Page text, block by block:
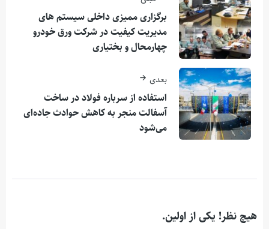
برگزاری ممیزی داخلی سیستم های
مدیریت کيفيت در شرکت ورق خودرو
چهارمحال و بختیاری
بعدی
استفاده از سرباره فولاد در ساخت
آسفالت منجر به كاهش حوادث جاده‌ای
می‌شود
هیچ نظر! یکی از اولین.